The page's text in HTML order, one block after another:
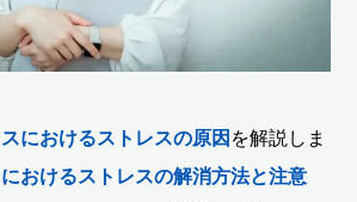
におけるストレスの原因 を解説しま
おけるストレスの解消方法と注意